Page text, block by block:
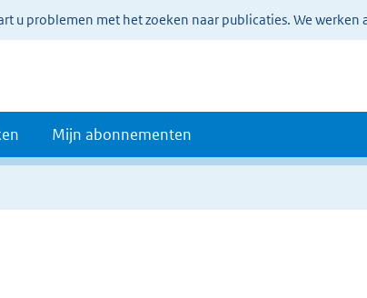
u problemen met het zoeken naar publicaties. We werken
Mijn abonnementen